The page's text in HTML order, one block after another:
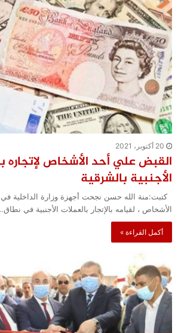
20 أكتوبر، 2021
القبض علي أحد الأشخاص لإتجاره
الأجنبية بالشرقية
كتبت:منة الله حسن نجحت أجهزة وزارة الداخلية
الأشخاص ، لقيامه بالإتجار بالعملات الأجنبية في
أكمل القراءة »